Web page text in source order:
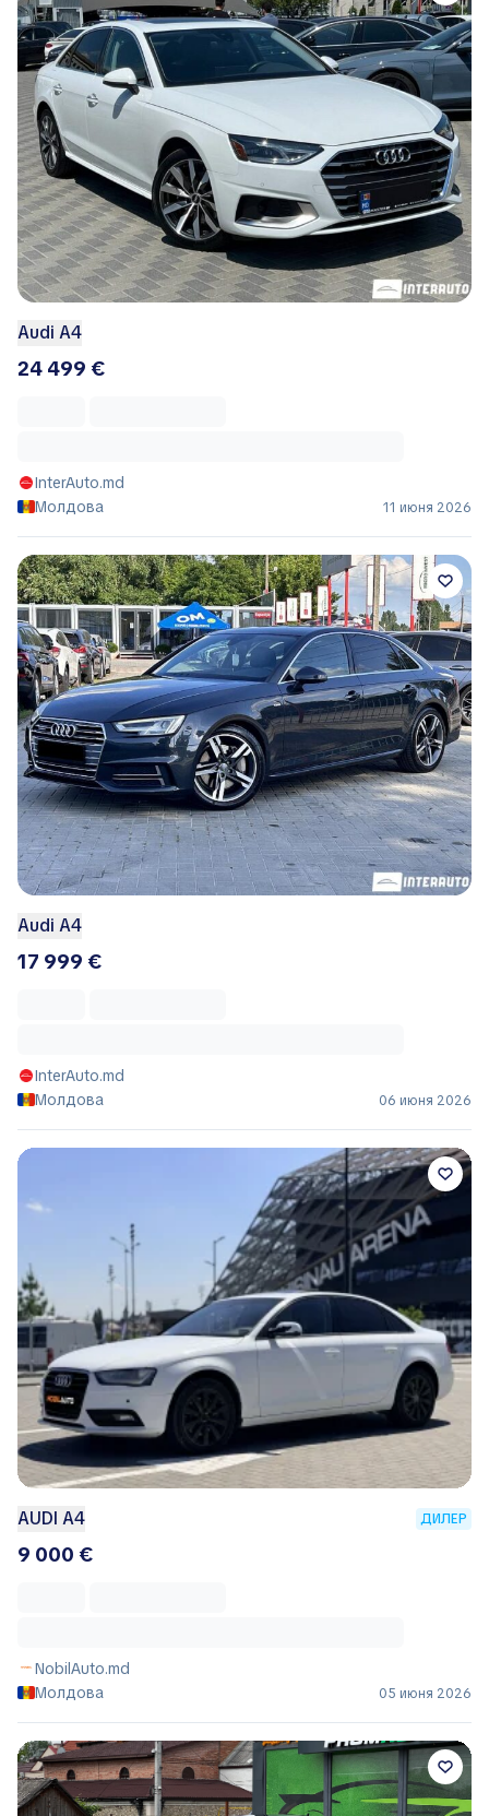
Audi A4
24 499 €
InterAuto.md
Молдова
11 июня 2026
Audi A4
17 999 €
InterAuto.md
Молдова
06 июня 2026
AUDI A4 ДИЛЕР
9 000 €
NobilAuto.md
Молдова
05 июня 2026